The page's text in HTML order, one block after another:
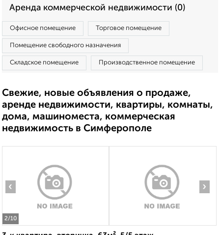
Аренда коммерческой недвижимости (0)
Офисное помещение Торговое помещение
Помещение свободного назначения
Складское помещение Производственное помещение
Свежие, новые объявления о продаже,
аренде недвижимости, квартиры, комнаты,
дома, машиноместа, коммерческая
недвижимость в Симферополе
2/10
‹ ›